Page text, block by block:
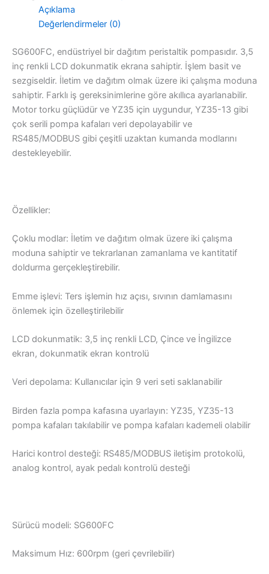
Açıklama
Değerlendirmeler (0)
SG600FC, endüstriyel bir dağıtım peristaltik pompasıdır. 3,5
inç renkli LCD dokunmatik ekrana sahiptir. İşlem basit ve
sezgiseldir. İletim ve dağıtım olmak üzere iki çalışma moduna
sahiptir. Farklı iş gereksinimlerine göre akıllıca ayarlanabilir.
Motor torku güçlüdür ve YZ35 için uygundur, YZ35-13 gibi
çok serili pompa kafaları veri depolayabilir ve
RS485/MODBUS gibi çeşitli uzaktan kumanda modlarını
destekleyebilir.
Özellikler:
Çoklu modlar: İletim ve dağıtım olmak üzere iki çalışma
moduna sahiptir ve tekrarlanan zamanlama ve kantitatif
doldurma gerçekleştirebilir.
Emme işlevi: Ters işlemin hız açısı, sıvının damlamasını
önlemek için özelleştirilebilir
LCD dokunmatik: 3,5 inç renkli LCD, Çince ve İngilizce
ekran, dokunmatik ekran kontrolü
Veri depolama: Kullanıcılar için 9 veri seti saklanabilir
Birden fazla pompa kafasına uyarlayın: YZ35, YZ35-13
pompa kafaları takılabilir ve pompa kafaları kademeli olabilir
Harici kontrol desteği: RS485/MODBUS iletişim protokolü,
analog kontrol, ayak pedalı kontrolü desteği
Sürücü modeli: SG600FC
Maksimum Hız: 600rpm (geri çevrilebilir)